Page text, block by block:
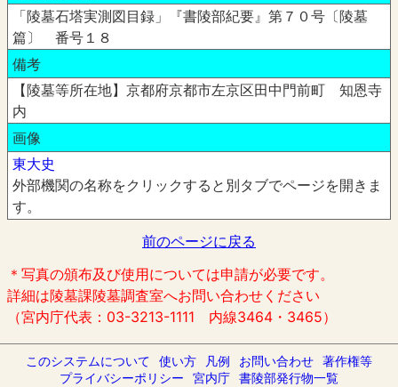
「陵墓石塔実測図目録」『書陵部紀要』第７０号〔陵墓
篇〕 番号１８
備考
【陵墓等所在地】京都府京都市左京区田中門前町 知恩寺
内
画像
東大史
外部機関の名称をクリックすると別タブでページを開きま
す。
前のページに戻る
＊写真の頒布及び使用については申請が必要です。
詳細は陵墓課陵墓調査室へお問い合わせください
（宮内庁代表：03-3213-1111 内線3464・3465）
このシステムについて 使い方 凡例 お問い合わせ 著作権等
プライバシーポリシー
宮内庁 書陵部発行物一覧